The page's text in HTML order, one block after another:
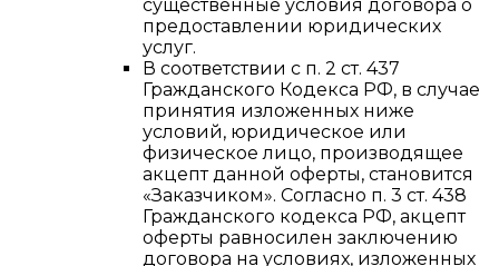
существенные условия договора о
предоставлении юридических
услуг.
В соответствии с п. 2 ст. 437
Гражданского Кодекса РФ, в случае
принятия изложенных ниже
условий, юридическое или
физическое лицо, производящее
акцепт данной оферты, становится
«Заказчиком». Согласно п. 3 ст. 438
Гражданского кодекса РФ, акцепт
оферты равносилен заключению
договора на условиях, изложенных